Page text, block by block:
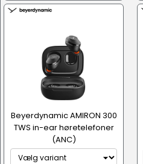
Beyerdynamic AMIRON 300
TWS in-ear høretelefoner
(ANC)